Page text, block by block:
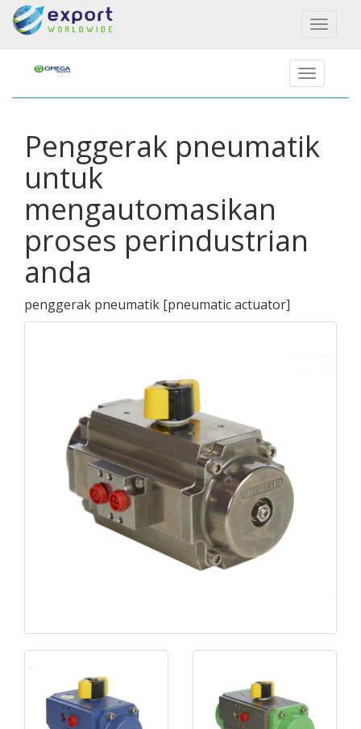
Toggle
Penggerak pneumatik
untuk
mengautomasikan
proses perindustrian
anda
penggerak pneumatik [pneumatic actuator]